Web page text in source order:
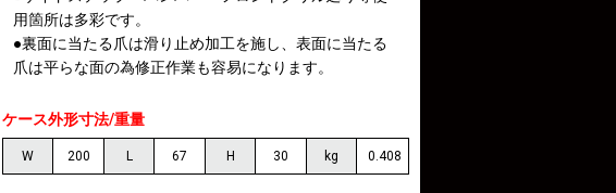
用箇所は多彩です。
●裏面に当たる爪は滑り止め加工を施し、表面に当たる
爪は平らな面の為修正作業も容易になります。
ケース外形寸法/重量
W 200 L 67 H 30 kg 0.408